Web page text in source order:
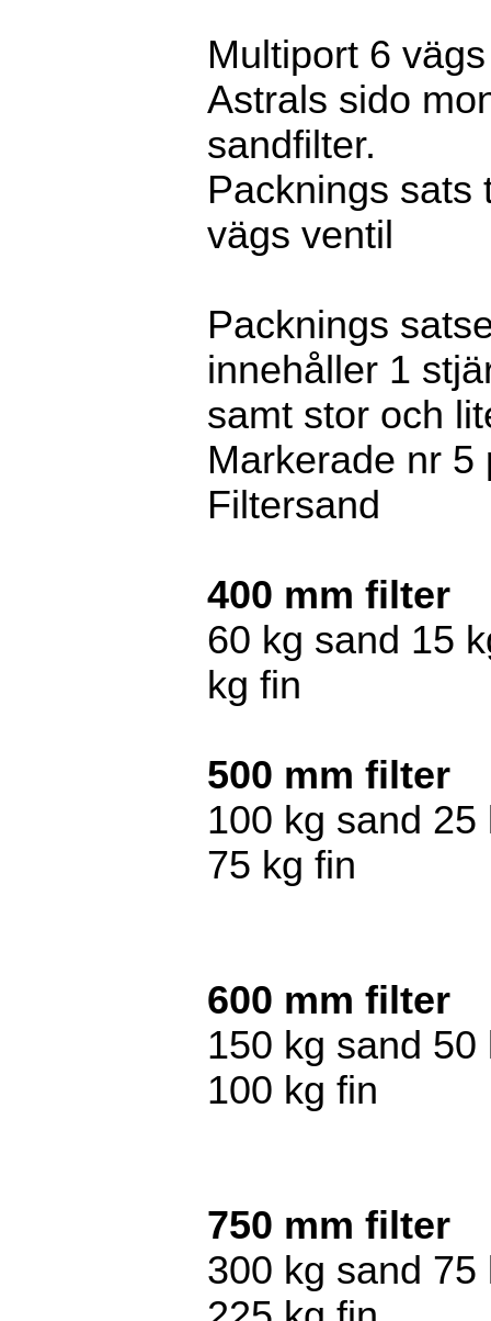
Multiport 6
Astrals sido
sandfilter.
Packnings sats
vägs ventil
Packnings
innehåller 1
samt stor och
Markerade nr 5
Filtersand
400 mm filter
60 kg sand 15
kg fin
500 mm filter
100 kg sand 25
75 kg fin
600 mm filter
150 kg sand 50
100 kg fin
750 mm filter
300 kg sand 75